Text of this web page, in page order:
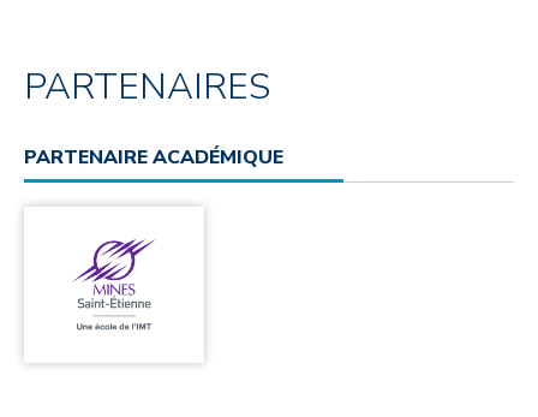
PARTENAIRES
PARTENAIRE ACADÉMIQUE